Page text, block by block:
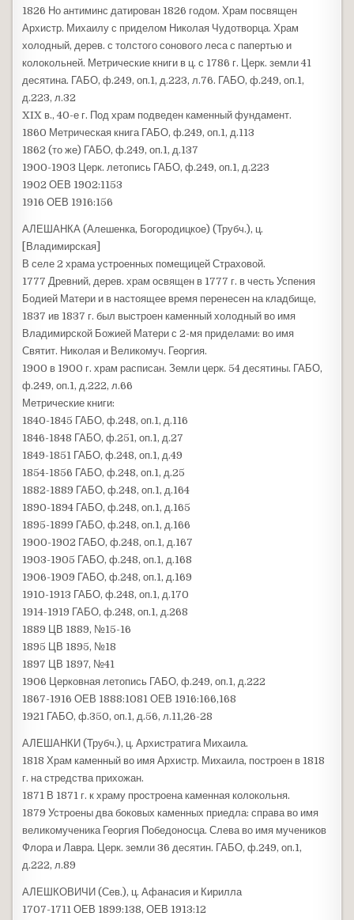
1826 Но антиминс датирован 1826 годом. Храм посвящен
Архистр. Михаилу с приделом Николая Чудотворца. Храм
холодный, дерев. с толстого сонового леса с папертью и
колокольней. Метрические книги в ц. с 1786 г. Церк. земли 41
десятина. ГАБО, ф.249, оп.1, д.223, л.76. ГАБО, ф.249, оп.1,
д.223, л.32
XIX в., 40-е г. Под храм подведен каменный фундамент.
1860 Метрическая книга ГАБО, ф.249, оп.1, д.113
1862 (то же) ГАБО, ф.249, оп.1, д.137
1900-1903 Церк. летопись ГАБО, ф.249, оп.1, д.223
1902 ОЕВ 1902:1153
1916 ОЕВ 1916:156
АЛЕШАНКА (Алешенка, Богородицкое) (Трубч.), ц.
[Владимирская]
В селе 2 храма устроенных помещицей Страховой.
1777 Древний, дерев. храм освящен в 1777 г. в честь Успения
Бодией Матери и в настоящее время перенесен на кладбище,
1837 ив 1837 г. был выстроен каменный холодный во имя
Владимирской Божией Матери с 2-мя приделами: во имя
Святит. Николая и Великомуч. Георгия.
1900 в 1900 г. храм расписан. Земли церк. 54 десятины. ГАБО,
ф.249, оп.1, д.222, л.66
Метрические книги:
1840-1845 ГАБО, ф.248, оп.1, д.116
1846-1848 ГАБО, ф.251, оп.1, д.27
1849-1851 ГАБО, ф.248, оп.1, д.49
1854-1856 ГАБО, ф.248, оп.1, д.25
1882-1889 ГАБО, ф.248, оп.1, д.164
1890-1894 ГАБО, ф.248, оп.1, д.165
1895-1899 ГАБО, ф.248, оп.1, д.166
1900-1902 ГАБО, ф.248, оп.1, д.167
1903-1905 ГАБО, ф.248, оп.1, д.168
1906-1909 ГАБО, ф.248, оп.1, д.169
1910-1913 ГАБО, ф.248, оп.1, д.170
1914-1919 ГАБО, ф.248, оп.1, д.268
1889 ЦВ 1889, №15-16
1895 ЦВ 1895, №18
1897 ЦВ 1897, №41
1906 Церковная летопись ГАБО, ф.249, оп.1, д.222
1867-1916 ОЕВ 1888:1081 ОЕВ 1916:166,168
1921 ГАБО, ф.350, оп.1, д.56, л.11,26-28
АЛЕШАНКИ (Трубч.), ц. Архистратига Михаила.
1818 Храм каменный во имя Архистр. Михаила, построен в 1818
г. на стредства прихожан.
1871 В 1871 г. к храму простроена каменная колокольня.
1879 Устроены два боковых каменных приедла: справа во имя
великомученика Георгия Победоносца. Слева во имя мучеников
Флора и Лавра. Церк. земли 36 десятин. ГАБО, ф.249, оп.1,
д.222, л.89
АЛЕШКОВИЧИ (Сев.), ц. Афанасия и Кирилла
1707-1711 ОЕВ 1899:138, ОЕВ 1913:12